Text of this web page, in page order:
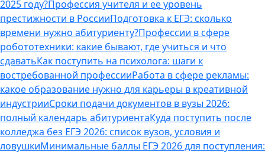
2025 году?Профессия учителя и ее уровень
престижности в РоссииПодготовка к ЕГЭ: сколько
времени нужно абитуриенту?Профессии в сфере
робототехники: какие бывают, где учиться и что
сдаватьКак поступить на психолога: шаги к
востребованной профессииРабота в сфере рекламы:
какое образование нужно для карьеры в креативной
индустрииСроки подачи документов в вузы 2026:
полный календарь абитуриентаКуда поступить после
колледжа без ЕГЭ 2026: список вузов, условия и
ловушкиМинимальные баллы ЕГЭ 2026 для поступления: